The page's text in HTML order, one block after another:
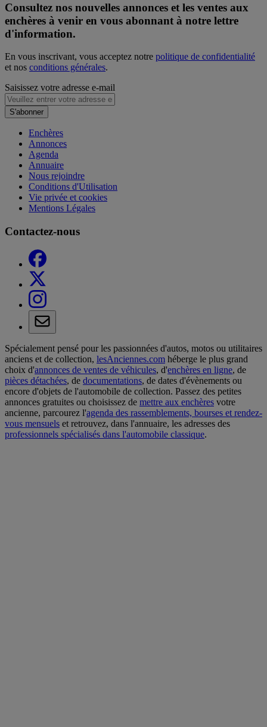
Consultez nos nouvelles annonces et les ventes aux
enchères à venir en vous abonnant à notre lettre
d'information.
En vous inscrivant, vous acceptez notre politique de confidentialité
et nos conditions générales.
Saisissez votre adresse e-mail
S'abonner
Enchères
Annonces
Agenda
Annuaire
Nous rejoindre
Conditions d'Utilisation
Vie privée et cookies
Mentions Légales
Contactez-nous
Spécialement pensé pour les passionnées d'autos, motos ou utilitaires
anciens et de collection, lesAnciennes.com héberge le plus grand
choix d'annonces de ventes de véhicules, d'enchères en ligne, de
pièces détachées, de documentations, de dates d'évènements ou
encore d'objets de l'automobile de collection. Passez des petites
annonces gratuites ou choisissez de mettre aux enchères votre
ancienne, parcourez l'agenda des rassemblements, bourses et rendez-
vous mensuels et retrouvez, dans l'annuaire, les adresses des
professionnels spécialisés dans l'automobile classique.